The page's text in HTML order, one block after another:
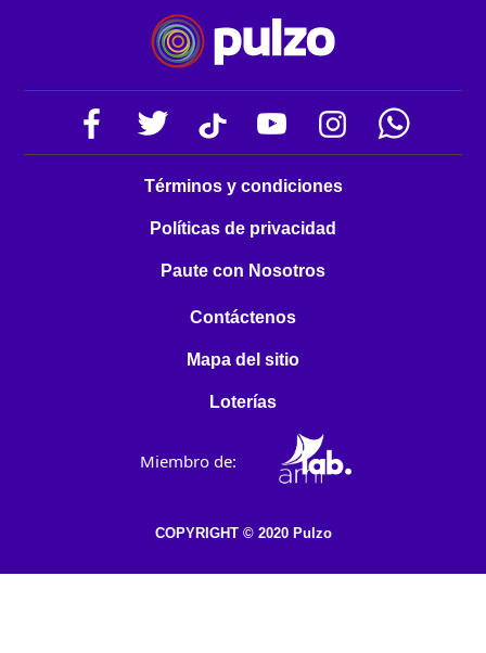
Términos y condiciones
Políticas de privacidad
Paute con Nosotros
Contáctenos
Mapa del sitio
Loterías
Miembro de:
COPYRIGHT © 2020 Pulzo